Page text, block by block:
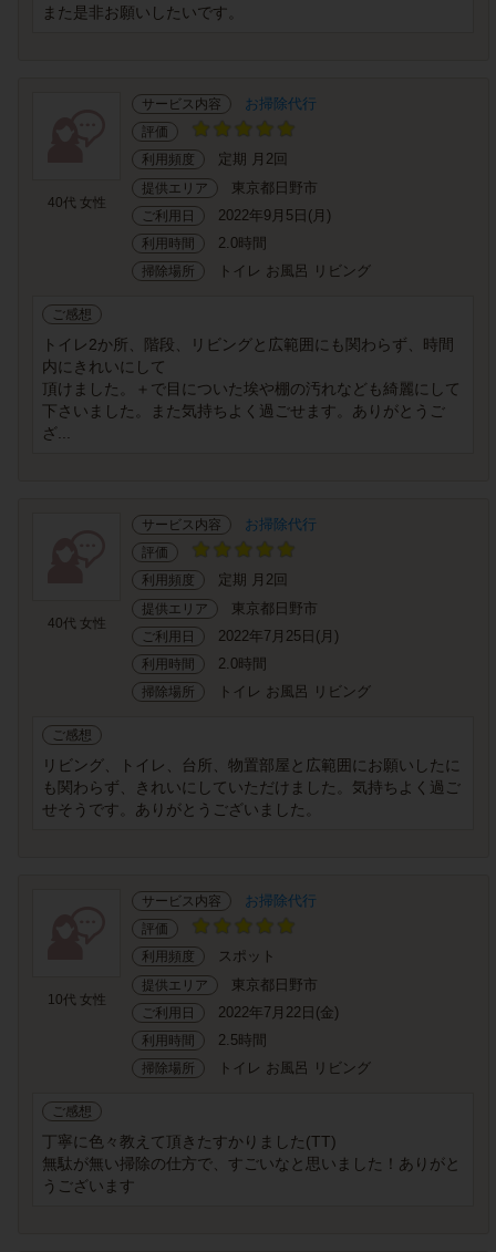
また是非お願いしたいです。
40代 女性
サービス内容 お掃除代行
評価
利用頻度
定期 月2回
提供エリア 東京都日野市
ご利用日 2022年9月5日(月)
利用時間 2.0時間
掃除場所 トイレ お風呂 リビング
ご感想
トイレ2か所、階段、リビングと広範囲にも関わらず、時間
内にきれいにして
頂けました。＋で目についた埃や棚の汚れなども綺麗にして
下さいました。また気持ちよく過ごせます。ありがとうご
ざ...
40代 女性
サービス内容 お掃除代行
評価
利用頻度
定期 月2回
提供エリア 東京都日野市
ご利用日 2022年7月25日(月)
利用時間 2.0時間
掃除場所 トイレ お風呂 リビング
ご感想
リビング、トイレ、台所、物置部屋と広範囲にお願いしたに
も関わらず、きれいにしていただけました。気持ちよく過ご
せそうです。ありがとうございました。
10代 女性
サービス内容 お掃除代行
評価
利用頻度
スポット
提供エリア 東京都日野市
ご利用日 2022年7月22日(金)
利用時間 2.5時間
掃除場所 トイレ お風呂 リビング
ご感想
丁寧に色々教えて頂きたすかりました(TT)
無駄が無い掃除の仕方で、すごいなと思いました！ありがと
うございます